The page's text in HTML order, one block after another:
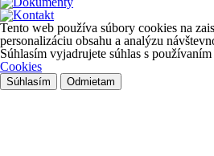
Tento web používa súbory cookies na
personalizáciu obsahu a analýzu
Súhlasím vyjadrujete súhlas s
Cookies
Súhlasím Odmietam